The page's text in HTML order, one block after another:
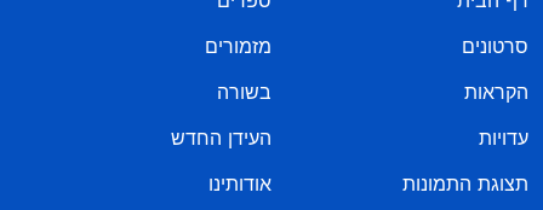
סרטונים
מזמורים
הקראות
בשורה
עדויות
העידן החדש
תצוגת התמונות
אודותינו